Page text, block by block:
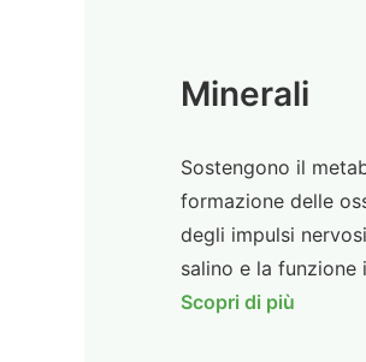
Minerali
Sostengono il
formazione delle
degli impulsi
salino e la funzione
Scopri di più